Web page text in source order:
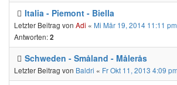
Italia - Piemont - Biella
Letzter Beitrag von Adi « Mi Mär 19, 2014 11:11 pm
Antworten:2
Schweden - Småland - Målerås
Letzter Beitrag von Baldri « Fr Okt 11, 2013 4:09 pm